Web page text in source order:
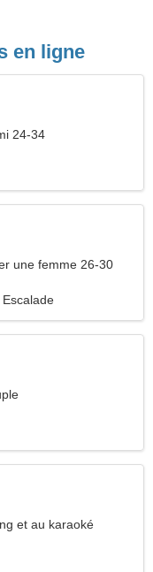
en ligne
24-34
une femme 26-30
et au karaoké